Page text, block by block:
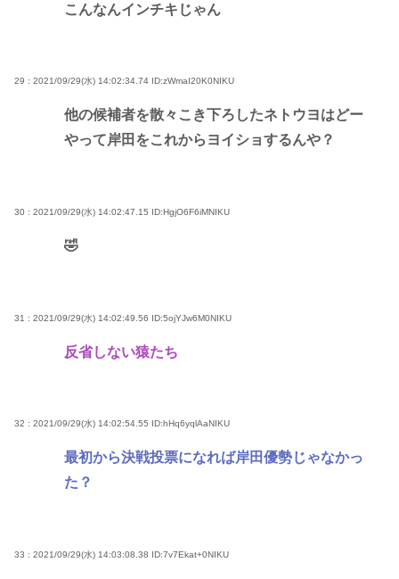
こんなんインチキじゃん
29 : 2021/09/29(水) 14:02:34.74 ID:zWmaI20K0NIKU
他の候補者を散々こき下ろしたネトウヨはどー
やって岸田をこれからヨイショするんや？
30 : 2021/09/29(水) 14:02:47.15 ID:HgjO6F6iMNIKU
🤣
31 : 2021/09/29(水) 14:02:49.56 ID:5ojYJw6M0NIKU
反省しない猿たち
32 : 2021/09/29(水) 14:02:54.55 ID:hHq6yqlAaNIKU
最初から決戦投票になれば岸田優勢じゃなかっ
た？
33 : 2021/09/29(水) 14:03:08.38 ID:7v7Ekat+0NIKU